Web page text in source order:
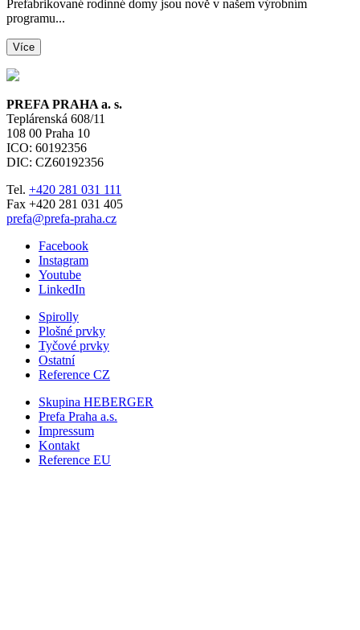
Prefabrikované rodinné domy jsou nově v našem výrobním
programu...
Více
PREFA PRAHA a. s.
Teplárenská 608/11
108 00 Praha 10
ICO: 60192356
DIC: CZ60192356
Tel. +420 281 031 111
Fax +420 281 031 405
prefa@prefa-praha.cz
Facebook
Instagram
Youtube
LinkedIn
Spirolly
Plošné prvky
Tyčové prvky
Ostatní
Reference CZ
Skupina HEBERGER
Prefa Praha a.s.
Impressum
Kontakt
Reference EU